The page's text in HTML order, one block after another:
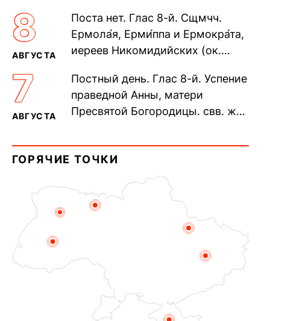
Николая Кочанова, Христа
ради...
8
АВГУСТА
Поста нет. Глас 8-й. Сщмчч.
Ермола́я, Ерми́ппа и Ермокра́та,
иереев Никомидийских (ок.
Печерского, в Ближних
пещерах...
7
АВГУСТА
Постный день. Глас 8-й. Успение
праведной Анны, матери
Пресвятой Богородицы. свв. жен
прп. Евпракси́и девы,...
ГОРЯЧИЕ ТОЧКИ